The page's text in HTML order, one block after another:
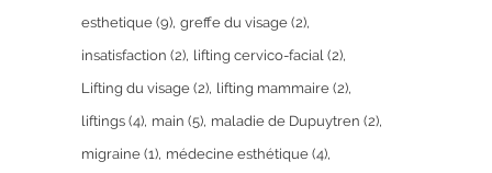
esthetique (9) greffe du visage (2)
insatisfaction (2) lifting cervico-facial (2)
Lifting du visage (2) lifting mammaire (2)
liftings (4) main (5) maladie de Dupuytren (2)
migraine (1) médecine esthétique (4)